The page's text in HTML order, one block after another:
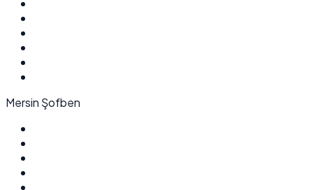
Mersin Şofben